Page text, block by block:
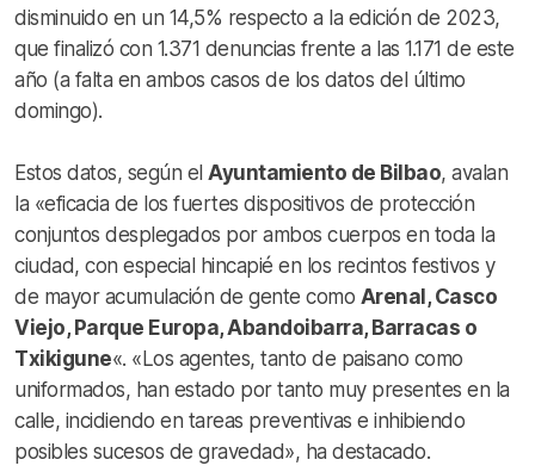
disminuido en un 14,5% respecto a la edición de 2023,
que finalizó con 1.371 denuncias frente a las 1.171 de este
año (a falta en ambos casos de los datos del último
domingo).
Estos datos, según el Ayuntamiento de Bilbao, avalan
la «eficacia de los fuertes dispositivos de protección
conjuntos desplegados por ambos cuerpos en toda la
ciudad, con especial hincapié en los recintos festivos y
de mayor acumulación de gente como Arenal, Casco
Viejo, Parque Europa, Abandoibarra, Barracas o
Txikigune«. «Los agentes, tanto de paisano como
uniformados, han estado por tanto muy presentes en la
calle, incidiendo en tareas preventivas e inhibiendo
posibles sucesos de gravedad», ha destacado.